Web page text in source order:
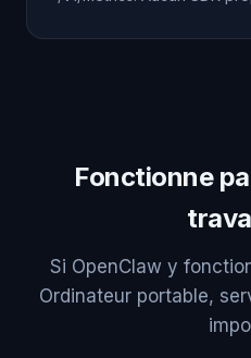
Fonctionne
Si OpenClaw y
Ordinateur portable,